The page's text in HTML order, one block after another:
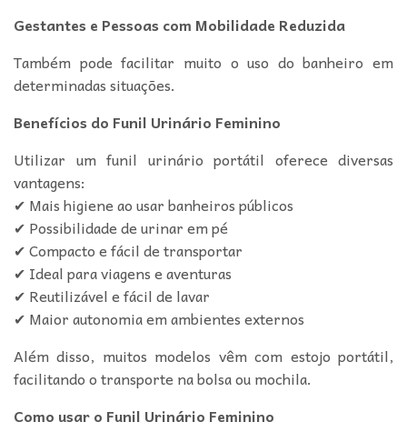
Gestantes e Pessoas com Mobilidade Reduzida
Também pode facilitar muito o uso do banheiro em
determinadas situações.
Benefícios do Funil Urinário Feminino
Utilizar um funil urinário portátil oferece diversas
vantagens:
✔ Mais higiene ao usar banheiros públicos
✔ Possibilidade de urinar em pé
✔ Compacto e fácil de transportar
✔ Ideal para viagens e aventuras
✔ Reutilizável e fácil de lavar
✔ Maior autonomia em ambientes externos
Além disso, muitos modelos vêm com estojo portátil,
facilitando o transporte na bolsa ou mochila.
Como usar o Funil Urinário Feminino